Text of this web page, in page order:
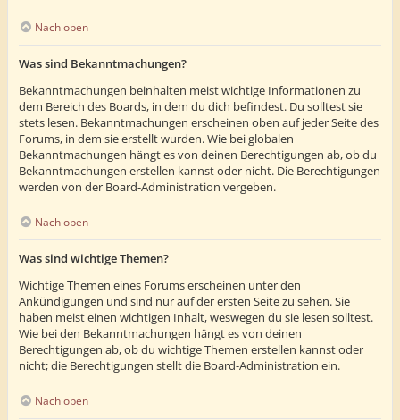
Nach oben
Was sind Bekanntmachungen?
Bekanntmachungen beinhalten meist wichtige Informationen zu
dem Bereich des Boards, in dem du dich befindest. Du solltest sie
stets lesen. Bekanntmachungen erscheinen oben auf jeder Seite des
Forums, in dem sie erstellt wurden. Wie bei globalen
Bekanntmachungen hängt es von deinen Berechtigungen ab, ob du
Bekanntmachungen erstellen kannst oder nicht. Die Berechtigungen
werden von der Board-Administration vergeben.
Nach oben
Was sind wichtige Themen?
Wichtige Themen eines Forums erscheinen unter den
Ankündigungen und sind nur auf der ersten Seite zu sehen. Sie
haben meist einen wichtigen Inhalt, weswegen du sie lesen solltest.
Wie bei den Bekanntmachungen hängt es von deinen
Berechtigungen ab, ob du wichtige Themen erstellen kannst oder
nicht; die Berechtigungen stellt die Board-Administration ein.
Nach oben